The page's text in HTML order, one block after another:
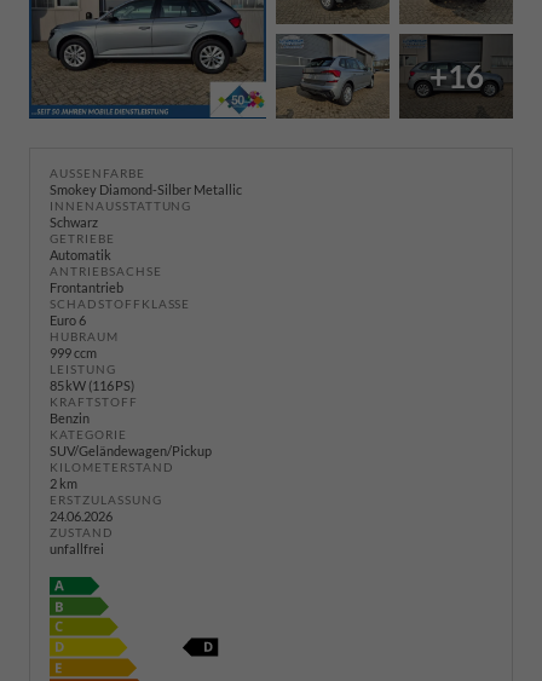
+16
AUSSENFARBE
Smokey Diamond-Silber Metallic
INNENAUSSTATTUNG
Schwarz
GETRIEBE
Automatik
ANTRIEBSACHSE
Frontantrieb
SCHADSTOFFKLASSE
Euro 6
HUBRAUM
999 ccm
LEISTUNG
85 kW (116 PS)
KRAFTSTOFF
Benzin
KATEGORIE
SUV/Geländewagen/Pickup
KILOMETERSTAND
2 km
ERSTZULASSUNG
24.06.2026
ZUSTAND
unfallfrei